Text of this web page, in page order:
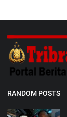
RANDOM POSTS